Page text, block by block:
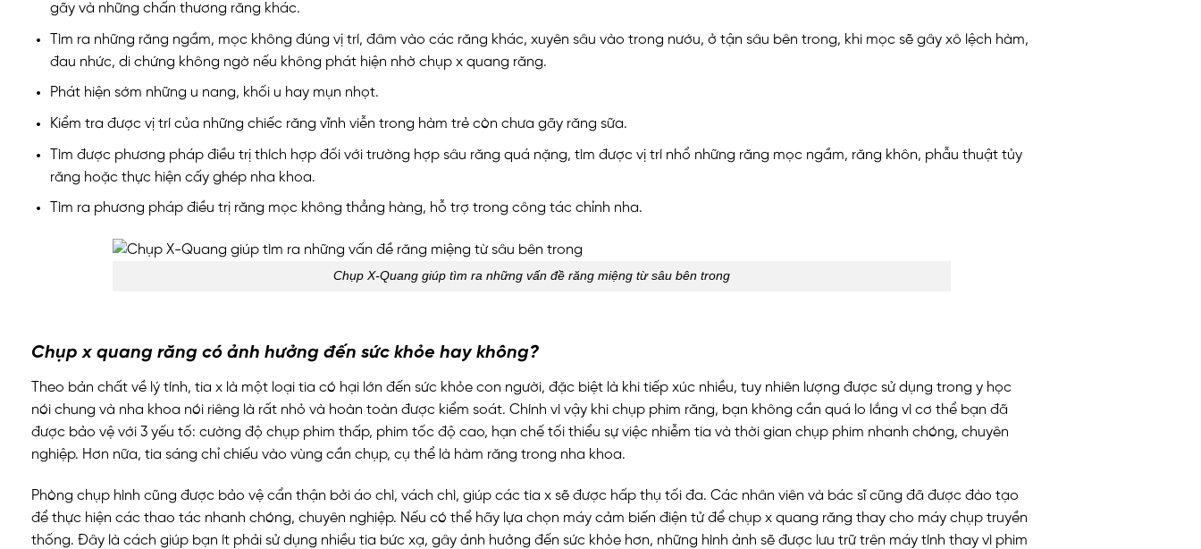
gãy và những chấn thương răng khác.
Tìm ra những răng ngầm, mọc không đúng vị trí, đâm vào các răng khác, xuyên sâu vào trong nướu, ở tận sâu bên trong, khi mọc sẽ gây xô lệch hàm,
đau nhức, di chứng không ngờ nếu không phát hiện nhờ chụp x quang răng.
Phát hiện sớm những u nang, khối u hay mụn nhọt.
Kiểm tra được vị trí của những chiếc răng vĩnh viễn trong hàm trẻ còn chưa gãy răng sữa.
Tìm được phương pháp điều trị thích hợp đối với trường hợp sâu răng quá nặng, tìm được vị trí nhổ những răng mọc ngầm, răng khôn, phẫu thuật tủy
răng hoặc thực hiện cấy ghép nha khoa.
Tìm ra phương pháp điều trị răng mọc không thẳng hàng, hỗ trợ trong công tác chỉnh nha.
Chụp X-Quang giúp tìm ra những vấn đề răng miệng từ sâu bên trong
Chụp x quang răng có ảnh hưởng đến sức khỏe hay không?
Theo bản chất về lý tính, tia x là một loại tia có hại lớn đến sức khỏe con người, đặc biệt là khi tiếp xúc nhiều, tuy nhiên lượng được sử dụng trong y học
nói chung và nha khoa nói riêng là rất nhỏ và hoàn toàn được kiểm soát. Chính vì vậy khi chụp phim răng, bạn không cần quá lo lắng vì cơ thể bạn đã
được bảo vệ với 3 yếu tố: cường độ chụp phim thấp, phim tốc độ cao, hạn chế tối thiểu sự việc nhiễm tia và thời gian chụp phim nhanh chóng, chuyên
nghiệp. Hơn nữa, tia sáng chỉ chiếu vào vùng cần chụp, cụ thể là hàm răng trong nha khoa.
Phòng chụp hình cũng được bảo vệ cẩn thận bởi áo chì, vách chì, giúp các tia x sẽ được hấp thụ tối đa. Các nhân viên và bác sĩ cũng đã được đào tạo
để thực hiện các thao tác nhanh chóng, chuyên nghiệp. Nếu có thể hãy lựa chọn máy cảm biến điện tử để chụp x quang răng thay cho máy chụp truyền
thống. Đây là cách giúp bạn ít phải sử dụng nhiều tia bức xạ, gây ảnh hưởng đến sức khỏe hơn, những hình ảnh sẽ được lưu trữ trên máy tính thay vì phim